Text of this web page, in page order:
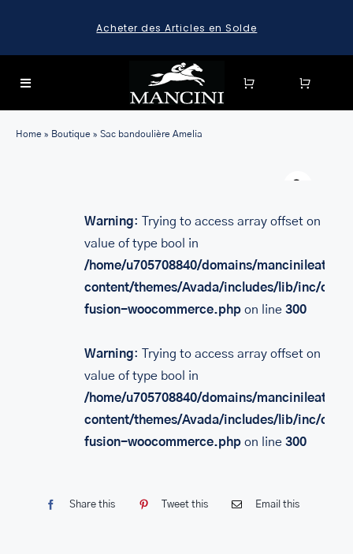
content
Acheter des Articles en Solde
Toggle
FOR:
HARD CASE SPINNER LUGGAGE SETS & CARRY-ON
LUGGAGE
LEATHER BAGS
PORTEFEUILLE EN CUIR
ACCESSOIRES
Home » Boutique » Sac bandoulière Amelia
Warning: Trying to access array offset on
value of type bool in
/home/u705708840/domains/
content/themes/Avada/includes/lib/inc/
fusion-woocommerce.phpon line 300
Warning: Trying to access array offset on
value of type bool in
/home/u705708840/domains/
content/themes/Avada/includes/lib/inc/
fusion-woocommerce.phpon line 300
Share this Tweet this Email this